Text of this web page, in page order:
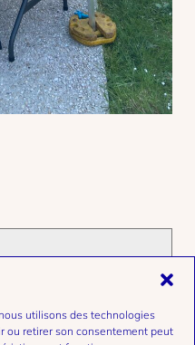
utilisons des technologies
ou retirer son consentement peut